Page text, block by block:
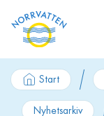
Start
Nyhetsarkiv